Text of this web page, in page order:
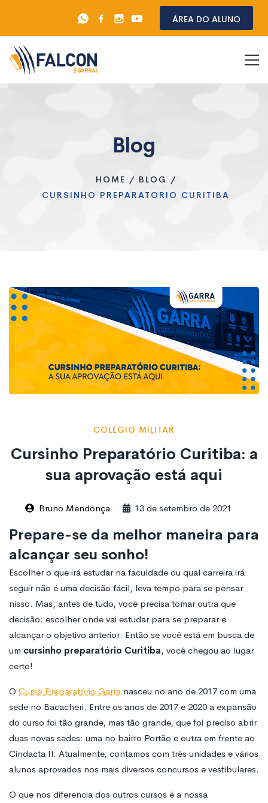
Área do aluno
Blog
HOME / BLOG /
CURSINHO PREPARATORIO CURITIBA
COLÉGIO MILITAR
Cursinho Preparatório Curitiba: a
sua aprovação está aqui
Bruno Mendonça 13 de setembro de 2021
Prepare-se da melhor maneira para
alcançar seu sonho!
Escolher o que irá estudar na faculdade ou qual carreira irá
seguir não é uma decisão fácil, leva tempo para se pensar
nisso. Mas, antes de tudo, você precisa tomar outra que
decisão: escolher onde vai estudar para se preparar e
alcançar o objetivo anterior. Então se você está em busca de
um cursinho preparatório Curitiba, você chegou ao lugar
certo!
O Curso Preparatório Garra nasceu no ano de 2017 com uma
sede no Bacacheri. Entre os anos de 2017 e 2020 a expansão
do curso foi tão grande, mas tão grande, que foi preciso abrir
duas novas sedes: uma no bairro Portão e outra em frente ao
Cindacta II. Atualmente, contamos com três unidades e vários
alunos aprovados nos mais diversos concursos e vestibulares.
O que nos diferencia dos outros cursos é a nossa